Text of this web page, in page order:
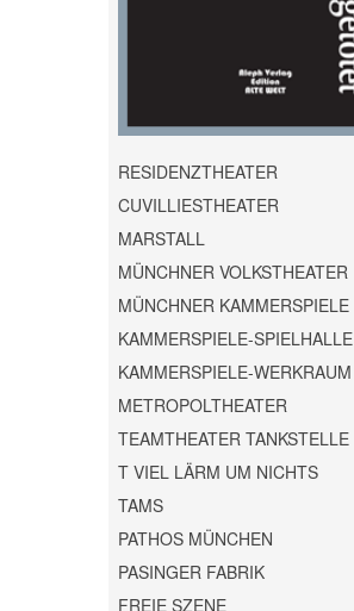
RESIDENZTHEATER
CUVILLIESTHEATER
MARSTALL
MÜNCHNER VOLKSTHEATER
MÜNCHNER KAMMERSPIELE
KAMMERSPIELE-SPIELHALLE
KAMMERSPIELE-WERKRAUM
METROPOLTHEATER
TEAMTHEATER TANKSTELLE
T VIEL LÄRM UM NICHTS
TAMS
PATHOS MÜNCHEN
PASINGER FABRIK
FREIE SZENE